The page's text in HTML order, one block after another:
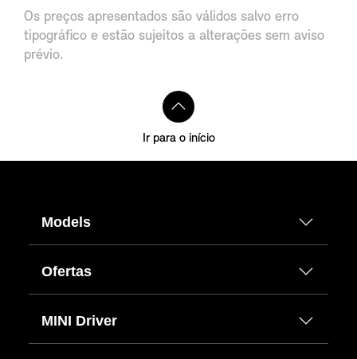
Os preços apresentados são válidos salvo erro
tipográfico e estão sujeitos a alterações sem aviso
prévio.
Ir para o início
Models
Ofertas
MINI Driver